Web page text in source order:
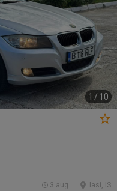
1 / 10
Iasi, IS
3 aug.